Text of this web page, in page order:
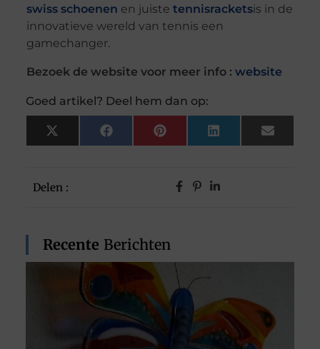
Delen :
Recente Berichten
swiss schoenen en juiste tennisracketsis in de
innovatieve wereld van tennis een
gamechanger.
Bezoek de website voor meer info : website
Goed artikel? Deel hem dan op:
X
(Twitter)
FacebookPinterestLinkedInEmail